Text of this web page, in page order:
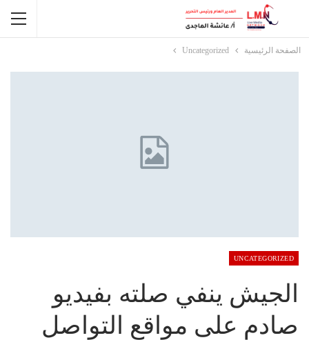
الصفحة الرئيسية Uncategorized
UNCATEGORIZED
الجيش ينفي صلته بفيديو
صادم على مواقع التواصل